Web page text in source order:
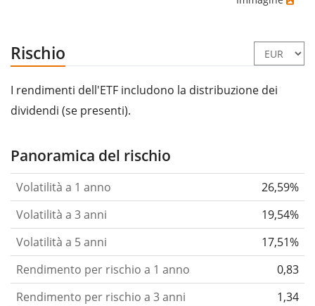
Rischio
I rendimenti dell'ETF includono la distribuzione dei
dividendi (se presenti).
Panoramica del rischio
Volatilità a 1 anno
26,59%
Volatilità a 3 anni
19,54%
Volatilità a 5 anni
17,51%
Rendimento per rischio a 1 anno
0,83
Rendimento per rischio a 3 anni
1,34